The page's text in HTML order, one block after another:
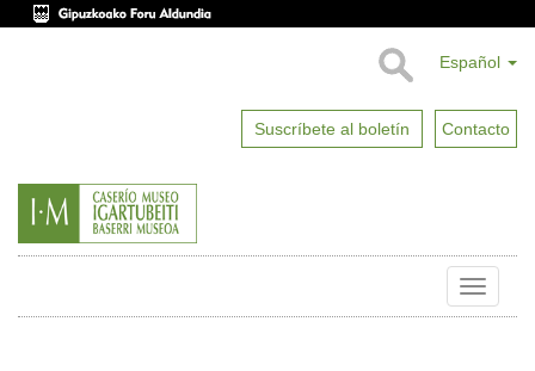
Español
Suscríbete al boletín Contacto
Toggle